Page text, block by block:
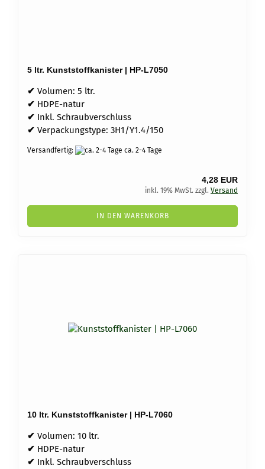
5 ltr. Kunststoffkanister | HP-L7050
✔ Volumen: 5 ltr.
✔ HDPE-natur
✔ Inkl. Schraubverschluss
✔ Verpackungstype: 3H1/Y1.4/150
Versandfertig: ca. 2-4 Tage
4,28 EUR
inkl. 19% MwSt. zzgl. Versand
IN DEN WARENKORB
10 ltr. Kunststoffkanister | HP-L7060
✔ Volumen: 10 ltr.
✔ HDPE-natur
✔ Inkl. Schraubverschluss